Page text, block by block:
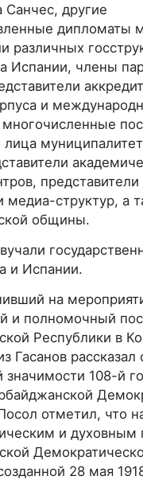
Санчес, другие
дипломаты
различных
Испании, члены
и
многочисленные
медиа-структур, а
общины.
и Испании.
на
и полномочный
Республики в
Гасанов рассказал
значимости 108-й
отметил, что
и
28 мая